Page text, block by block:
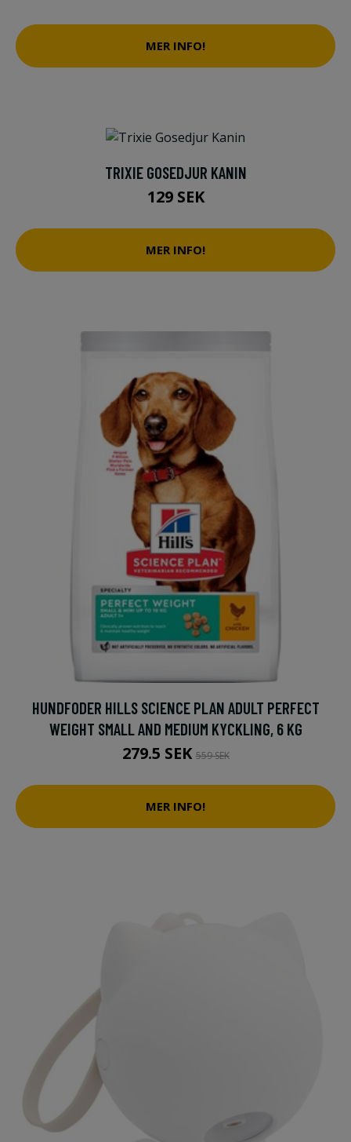
MER INFO!
TRIXIE GOSEDJUR KANIN
129 SEK
MER INFO!
HUNDFODER HILLS SCIENCE PLAN ADULT PERFECT
WEIGHT SMALL AND MEDIUM KYCKLING, 6 KG
279.5 SEK559 SEK
MER INFO!